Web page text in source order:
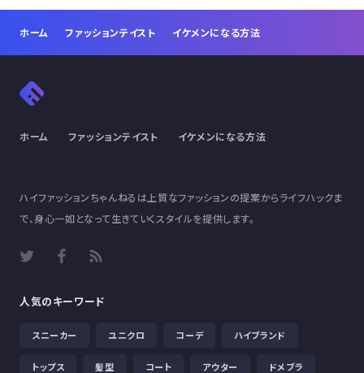
ホーム ファッションテイスト イケメンになる方法
ホーム ファッションテイスト イケメンになる方法
ハイファッションちゃんねるは上質なファッションの提案からライフハックま
で、身心一如となって生きていくスタイルを提供します。
人気のキーワード
スニーカー ユニクロ コーデ ハイブランド
トップス 髪型 コート アウター ドメブラ